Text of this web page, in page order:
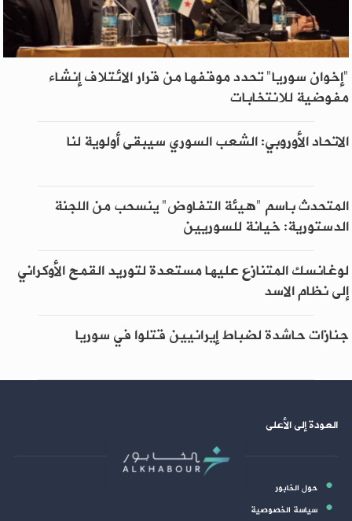
"إخوان سوريا" تحدد موقفها من قرار الائتلاف إنشاء
مفوضية للانتخابات
الاتحاد الأوروبي: الشعب السوري سيبقى أولوية لنا
المتحدث باسم "هيئة التفاوض" ينسحب من اللجنة
الدستورية: خيانة للسوريين
لوغانسك المتنازع عليها مستعدة لتوريد القمح الأوكراني
إلى نظام الاسد
جنازات حاشدة لضباط إيرانيين قتلوا في سوريا
العودة إلى الأعلى
حول الخابور
سياسة الخصوصية